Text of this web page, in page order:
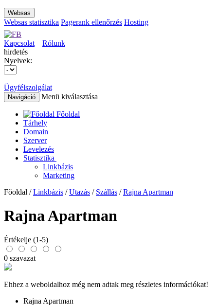
Websas
Websas statisztika Pagerank ellenőrzés Hosting
Kapcsolat
Rólunk
hirdetés
Nyelvek:
Ügyfélszolgálat
Navigáció Menü kiválasztása
Főoldal
Tárhely
Domain
Szerver
Levelezés
Statisztika
Linkbázis
Marketing
Főoldal /Linkbázis /Utazás / Szállás /Rajna Apartman
Rajna Apartman
Értékelje (1-5)
0 szavazat
Ehhez a weboldalhoz még nem adtak meg részletes információkat!
Rajna Apartman